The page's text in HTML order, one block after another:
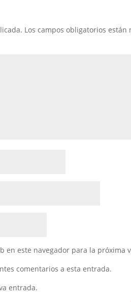
Los campos obligatorios
en este navegador para la próxima
comentarios a esta entrada.
entrada.